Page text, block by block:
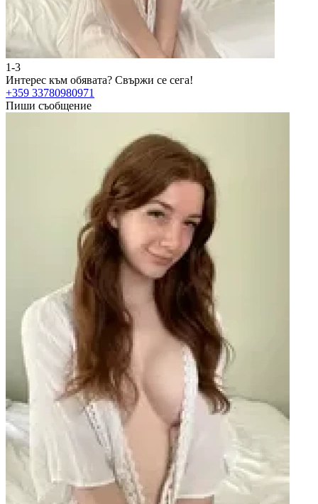
1-3
Интерес към обявата? Свържи се сега!
+359 33780980971
Пиши съобщение